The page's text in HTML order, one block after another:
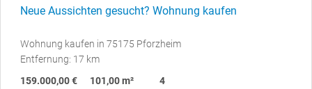
Neue Aussichten gesucht? Wohnung kaufen
Wohnung kaufen in 75175 Pforzheim
Entfernung: 17 km
159.000,00 €
101,00 m²
4